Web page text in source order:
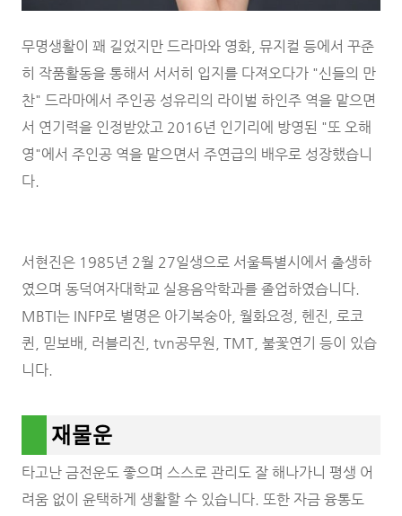
무명생활이 꽤 길었지만 드라마와 영화, 뮤지컬 등에서 꾸준
히 작품활동을 통해서 서서히 입지를 다져오다가 "신들의 만
찬" 드라마에서 주인공 성유리의 라이벌 하인주 역을 맡으면
서 연기력을 인정받았고 2016년 인기리에 방영된 "또 오해
영"에서 주인공 역을 맡으면서 주연급의 배우로 성장했습니
다.
서현진은 1985년 2월 27일생으로 서울특별시에서 출생하
였으며 동덕여자대학교 실용음악학과를 졸업하였습니다.
MBTI는 INFP로 별명은 아기복숭아, 월화요정, 헨진, 로코
퀸, 믿보배, 러블리진, tvn공무원, TMT, 불꽃연기 등이 있습
니다.
재물운
타고난 금전운도 좋으며 스스로 관리도 잘 해나가니 평생 어
려움 없이 윤택하게 생활할 수 있습니다. 또한 자금 융통도